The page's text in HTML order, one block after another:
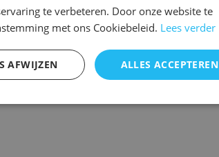
te verbeteren. Door onze website te
met ons Cookiebeleid. Lees verder
ALLES ACCEPTEREN
AFWIJZEN